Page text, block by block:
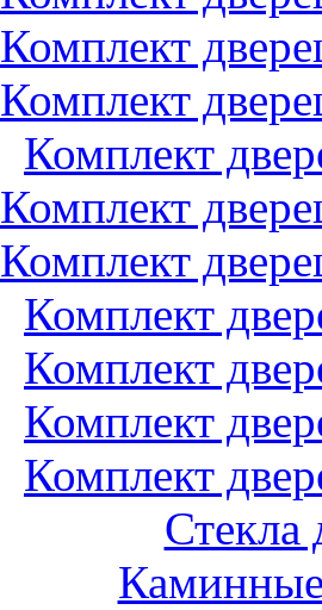
Комплект
Комплект
Комплект
Комплект
Комплект
Комплект
Комплект
Комплект
Комплект
Стекла